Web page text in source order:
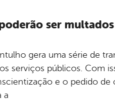
ser
gera uma série de
serviços públicos. Com
e o pedido de
a